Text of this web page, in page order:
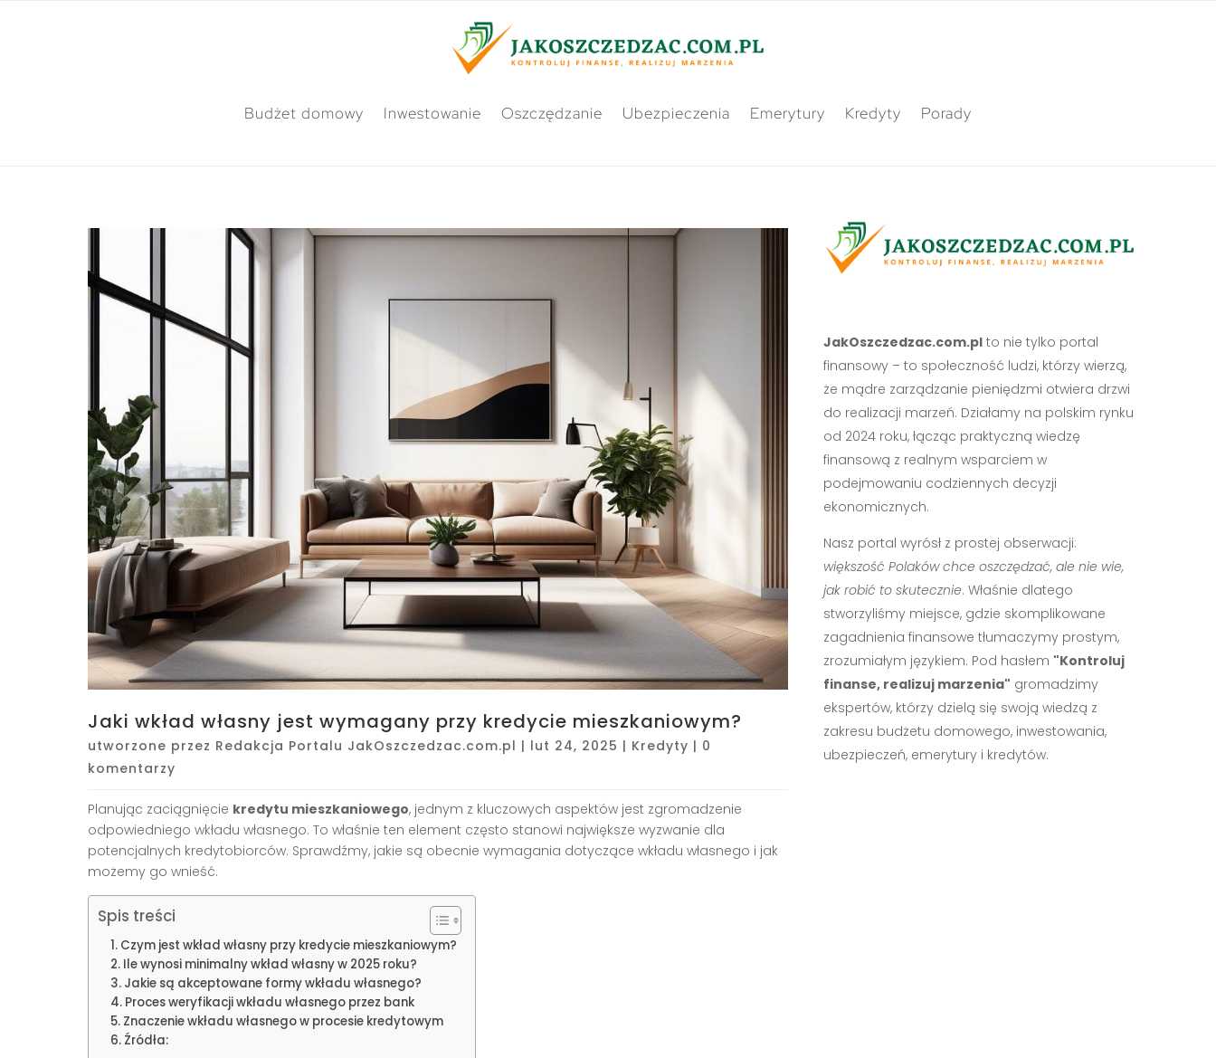
Budżet domowy Inwestowanie Oszczędzanie Ubezpieczenia Emerytury Kredyty Porady
Jaki wkład własny jest wymagany przy kredycie mieszkaniowym?
utworzone przez Redakcja Portalu JakOszczedzac.com.pl | lut 24, 2025 | Kredyty | 0
komentarzy
Planując zaciągnięcie kredytu mieszkaniowego, jednym z kluczowych aspektów jest zgromadzenie
odpowiedniego wkładu własnego. To właśnie ten element często stanowi największe wyzwanie dla
potencjalnych kredytobiorców. Sprawdźmy, jakie są obecnie wymagania dotyczące wkładu własnego i jak
możemy go wnieść.
Spis treści
Czym jest wkład własny przy kredycie mieszkaniowym?
Ile wynosi minimalny wkład własny w 2025 roku?
Jakie są akceptowane formy wkładu własnego?
Proces weryfikacji wkładu własnego przez bank
Znaczenie wkładu własnego w procesie kredytowym
Źródła:
JakOszczedzac.com.plto nie tylko portal
finansowy – to społeczność ludzi, którzy wierzą,
że mądre zarządzanie pieniędzmi otwiera drzwi
do realizacji marzeń. Działamy na polskim rynku
od 2024 roku, łącząc praktyczną wiedzę
finansową z realnym wsparciem w
podejmowaniu codziennych decyzji
ekonomicznych.
Nasz portal wyrósł z prostej obserwacji:
większość Polaków chce oszczędzać, ale nie wie,
jak robić to skutecznie. Właśnie dlatego
stworzyliśmy miejsce, gdzie skomplikowane
zagadnienia finansowe tłumaczymy prostym,
zrozumiałym językiem. Pod hasłem "Kontroluj
finanse, realizuj marzenia" gromadzimy
ekspertów, którzy dzielą się swoją wiedzą z
zakresu budżetu domowego, inwestowania,
ubezpieczeń, emerytury i kredytów.